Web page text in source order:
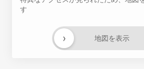
す
地図を表示
›